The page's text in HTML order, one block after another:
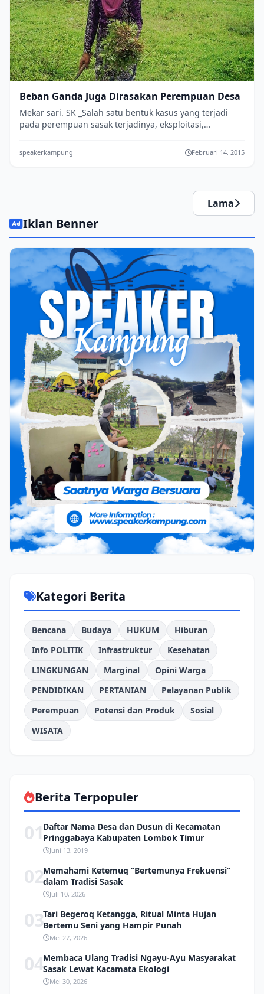
Beban Ganda Juga Dirasakan Perempuan Desa
Mekar sari. SK _Salah satu bentuk kasus yang terjadi
pada perempuan sasak terjadinya, eksploitasi,
speakerkampung Februari 14, 2015
Lama
Iklan Benner
Kategori Berita
Bencana Budaya HUKUM
Hiburan
Info POLITIK
Infrastruktur
Kesehatan
LINGKUNGAN
Marginal
Opini Warga
PENDIDIKAN
PERTANIAN
Pelayanan Publik
Perempuan
Potensi dan Produk
Sosial
WISATA
Berita Terpopuler
01Daftar Nama Desa dan Dusun di Kecamatan
Pringgabaya Kabupaten Lombok Timur
Juni 13, 2019
02Memahami Ketemuq “Bertemunya Frekuensi”
dalam Tradisi Sasak
Juli 10, 2026
03Tari Begeroq Ketangga, Ritual Minta Hujan
Bertemu Seni yang Hampir Punah
Mei 27, 2026
04Membaca Ulang Tradisi Ngayu-Ayu Masyarakat
Sasak Lewat Kacamata Ekologi
Mei 30, 2026